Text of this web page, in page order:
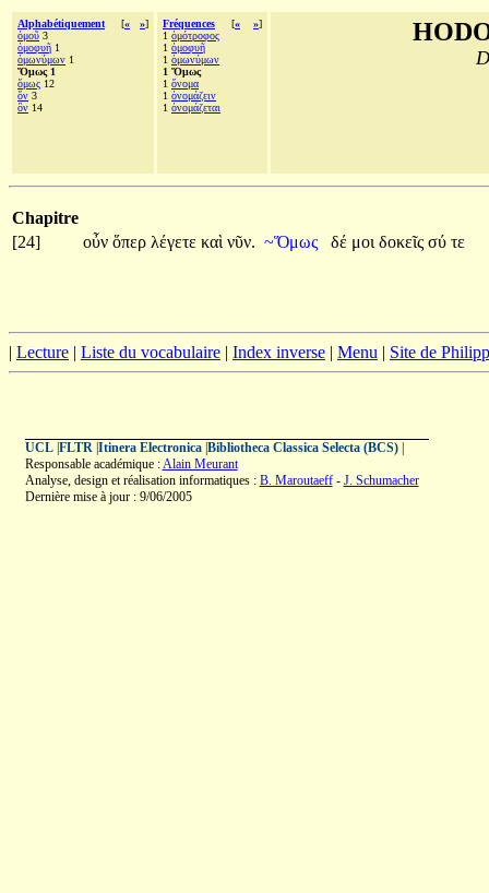
Alphabétiquement [« »]
ὁμοῦ 3
ὁμοφυῆ 1
ὁμωνύμων 1
Ὅμως 1
ὅμως 12
ὄν 3
ὂν 14
Fréquences [« »]
1 ὁμότροφος
1 ὁμοφυῆ
1 ὁμωνύμων
1 Ὅμως
1 ὄνομα
1 ὀνομάζειν
1 ὀνομάζεται
Chapitre
[24]
οὖν ὅπερ λέγετε καὶ νῦν. ~Ὅμως δέ μοι δοκεῖς σύ τε
| Lecture | Liste du vocabulaire | Index inverse | Menu | Site de
UCL| FLTR| Itinera Electronica| Bibliotheca Classica Selecta (BCS)|
Responsable académique :Alain Meurant
Analyse, design et réalisation informatiques : B. Maroutaeff- J. Schumacher
Dernière mise à jour : 9/06/2005